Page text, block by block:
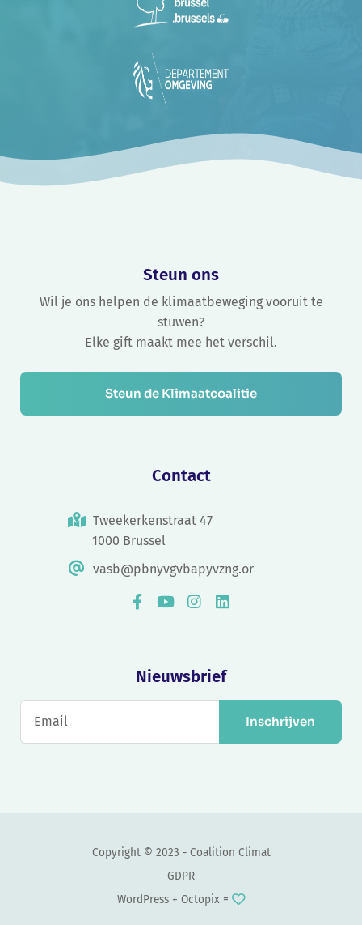
Steun ons
Wil je ons helpen de klimaatbeweging vooruit te
stuwen?
Elke gift maakt mee het verschil.
Steun de Klimaatcoalitie
Contact
Tweekerkenstraat 47
1000 Brussel
vasb@pbnyvgvbapyvzng.or
Nieuwsbrief
Inschrijven
Copyright © 2023 - Coalition Climat
GDPR
WordPress + Octopix =